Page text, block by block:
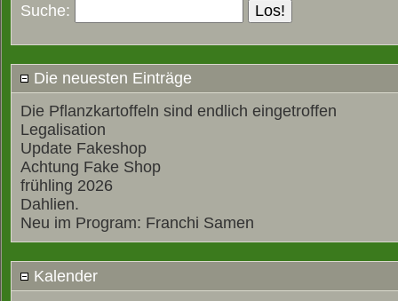
Suche:
Die neuesten Einträge
Die Pflanzkartoffeln sind endlich eingetroffen
Legalisation
Update Fakeshop
Achtung Fake Shop
frühling 2026
Dahlien.
Neu im Program: Franchi Samen
Kalender